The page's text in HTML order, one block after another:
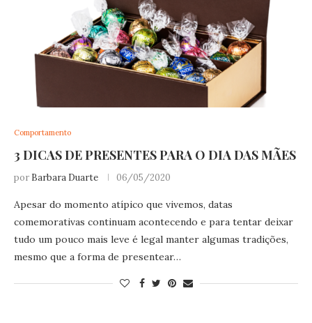
Comportamento
3 DICAS DE PRESENTES PARA O DIA DAS MÃES
por Barbara Duarte 06/05/2020
Apesar do momento atípico que vivemos, datas
comemorativas continuam acontecendo e para tentar deixar
tudo um pouco mais leve é legal manter algumas tradições,
mesmo que a forma de presentear…